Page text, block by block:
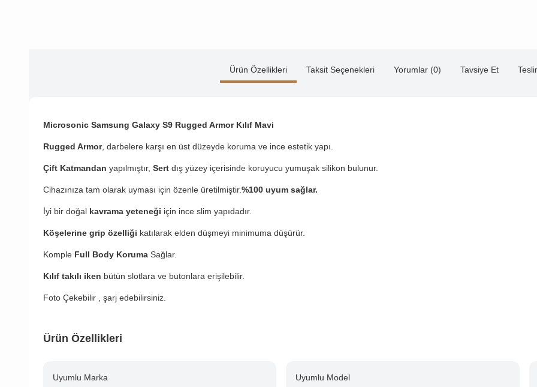
Ürün Özellikleri Taksit Seçenekleri Yorumlar (0) Tavsiye Et
Microsonic Samsung Galaxy S9 Rugged Armor Kılıf Mavi
Rugged Armor, darbelere karşı en üst düzeyde koruma ve ince estetik yapı.
Çift Katmandan yapılmıştır, Sert dış yüzey içerisinde koruyucu yumuşak silikon bulunur.
Cihazınıza tam olarak uyması için özenle üretilmiştir.%100 uyum sağlar.
İyi bir doğal kavrama yeteneği için ince slim yapıdadır.
Köşelerine grip özelliği katılarak elden düşmeyi minimuma düşürür.
Komple Full Body Koruma Sağlar.
Kılıf takılı iken bütün slotlara ve butonlara erişilebilir.
Foto Çekebilir , şarj edebilirsiniz.
Ürün Özellikleri
Uyumlu Marka
Uyumlu Model